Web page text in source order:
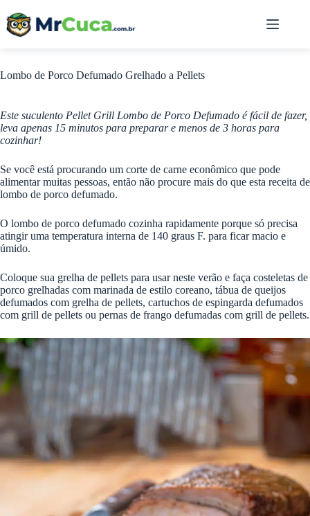
para
Lombo de Porco Defumado Grelhado a Pellets
Este suculento Pellet Grill Lombo de Porco Defumado é fácil de fazer,
leva apenas 15 minutos para preparar e menos de 3 horas para
cozinhar!
Se você está procurando um corte de carne econômico que pode
alimentar muitas pessoas, então não procure mais do que esta receita de
lombo de porco defumado.
O lombo de porco defumado cozinha rapidamente porque só precisa
atingir uma temperatura interna de 140 graus F. para ficar macio e
úmido.
Coloque sua grelha de pellets para usar neste verão e faça costeletas de
porco grelhadas com marinada de estilo coreano, tábua de queijos
defumados com grelha de pellets, cartuchos de espingarda defumados
com grill de pellets ou pernas de frango defumadas com grill de pellets.